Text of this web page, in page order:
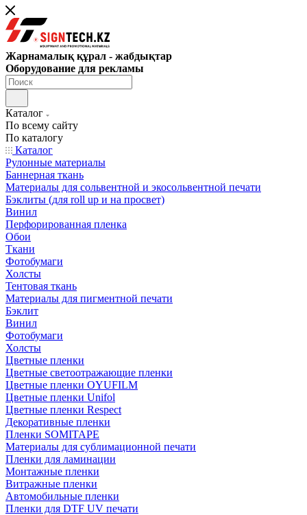
Жарнамалық құрал - жабдықтар
Оборудование для рекламы
Каталог
По всему сайту
По каталогу
Каталог
Рулонные материалы
Баннерная ткань
Материалы для сольвентной и экосольвентной печати
Бэклиты (для roll up и на просвет)
Винил
Перфорированная пленка
Обои
Ткани
Фотобумаги
Холсты
Тентовая ткань
Материалы для пигментной печати
Бэклит
Винил
Фотобумаги
Холсты
Цветные пленки
Цветные светоотражающие пленки
Цветные пленки OYUFILM
Цветные пленки Unifol
Цветные пленки Respect
Декоративные пленки
Пленки SOMITAPE
Материалы для сублимационной печати
Пленки для ламинации
Монтажные пленки
Витражные пленки
Автомобильные пленки
Пленки для DTF UV печати